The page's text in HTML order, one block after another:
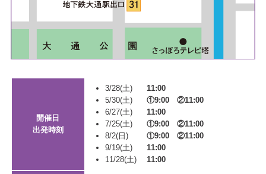
開催日
出発時刻
3/28(土)
11:00
5/30(土)
①9:00 ②11:00
6/27(土)
11:00
7/25(土)
①9:00 ②11:00
8/2(日)
①9:00 ②11:00
9/19(土)
11:00
11/28(土)
11:00